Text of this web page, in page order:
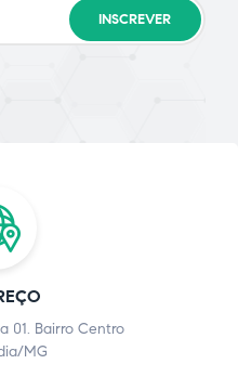
INSCREVER
01. Bairro Centro
MG